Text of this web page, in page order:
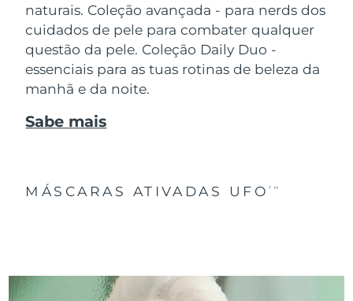
naturais. Coleção avançada - para nerds dos
cuidados de pele para combater qualquer
questão da pele. Coleção Daily Duo -
essenciais para as tuas rotinas de beleza da
manhã e da noite.
Sabe mais
MÁSCARAS ATIVADAS UFOTM